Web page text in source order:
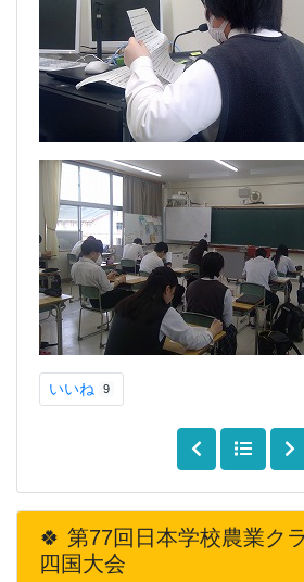
🍀 第77回日本学校農業ク
四国大会
いいね 9